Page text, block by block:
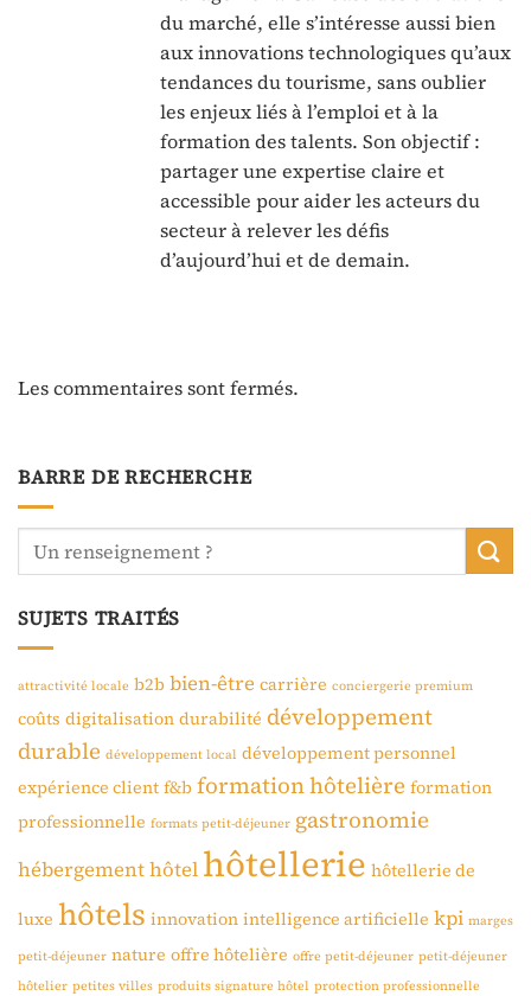
du marché, elle s’intéresse aussi bien
aux innovations technologiques qu’aux
tendances du tourisme, sans oublier
les enjeux liés à l’emploi et à la
formation des talents. Son objectif :
partager une expertise claire et
accessible pour aider les acteurs du
secteur à relever les défis
d’aujourd’hui et de demain.
Les commentaires sont fermés.
BARRE DE RECHERCHE
SUJETS TRAITÉS
attractivité locale b2b bien-être carrière conciergerie premium
coûts digitalisation durabilité développement
durable développement local développement personnel
expérience client f&b formation hôtelière formation
professionnelle formats petit-déjeuner gastronomie
hébergementhôtel hôtellerie hôtellerie de
luxe hôtels innovation intelligence artificielle kpi marges
petit-déjeuner nature offre hôtelière offre petit-déjeuner petit-déjeuner
hôtelier petites villes produits signature hôtel protection professionnelle